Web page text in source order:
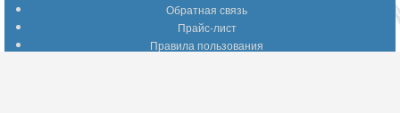
Обратная связь
Прайс-лист
Правила пользования